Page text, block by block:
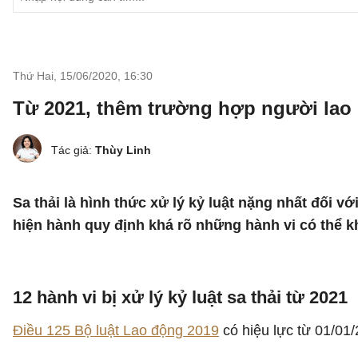
Thứ Hai, 15/06/2020 16:30
Từ 2021, thêm trường hợp người lao
Tác giả: Thùy Linh
Sa thải là hình thức xử lý kỷ luật nặng nhất đối
hiện hành quy định khá rõ những hành vi có thể
12 hành vi bị xử lý kỷ luật sa thải từ 2021
Điều 125 Bộ luật Lao động 2019 có hiệu lực từ 01/